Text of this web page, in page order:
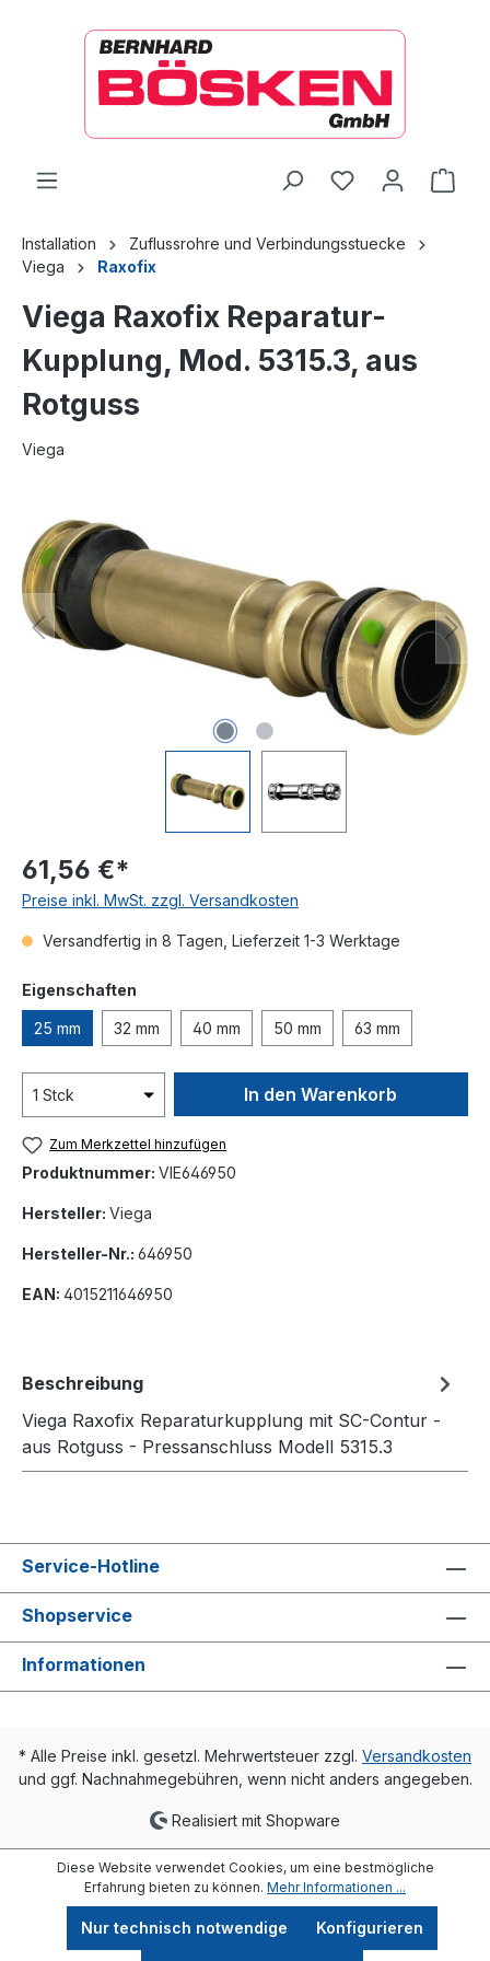
Installation
Zuflussrohre und Verbindungsstuecke
Viega
Raxofix
Viega Raxofix Reparatur-
Kupplung, Mod. 5315.3, aus
Rotguss
Viega
61,56 €*
Preise inkl. MwSt. zzgl. Versandkosten
Versandfertig in 8 Tagen, Lieferzeit 1-3 Werktage
Eigenschaften
25 mm 32 mm 40 mm 50 mm 63 mm
In den Warenkorb
Zum Merkzettel hinzufügen
Produktnummer: VIE646950
Hersteller: Viega
Hersteller-Nr.: 646950
EAN: 4015211646950
Beschreibung
Viega Raxofix Reparaturkupplung mit SC-Contur -
aus Rotguss - Pressanschluss Modell 5315.3
Service-Hotline
Shopservice
Informationen
* Alle Preise inkl. gesetzl. Mehrwertsteuer zzgl. Versandkosten
und ggf. Nachnahmegebühren, wenn nicht anders angegeben.
Realisiert mit Shopware
Diese Website verwendet Cookies, um eine bestmögliche
Erfahrung bieten zu können. Mehr Informationen ...
Nur technisch notwendige Konfigurieren